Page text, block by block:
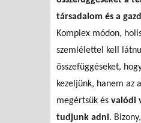
társadalom és a
Komplex módon,
szemlélettel kell
összefüggéseket,
kezeljünk, hanem az
megértsük és valódi
tudjunk adni.